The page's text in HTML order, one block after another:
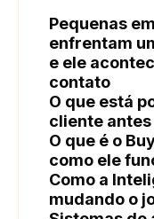
Pequenas
enfrentam
e ele
contato
O que está
cliente
O que é o
como ele
Como a
mudando o